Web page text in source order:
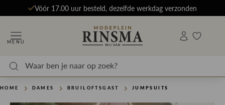
Vóór 17.00 uur besteld, dezelfde werkdag verzonden
MENU
HOME DAMES BRUILOFTSGAST JUMPSUITS